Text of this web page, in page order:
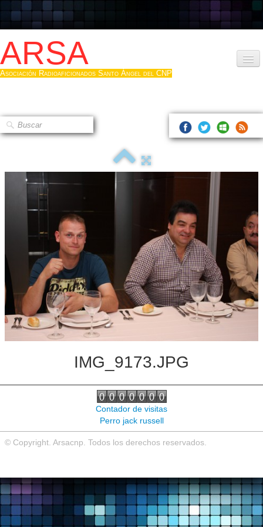
ARSA
Asociación Radioaficionados Santo Ángel del CNP
Que es la ARSA
Hacerse socio
Log diploma en Pdf
Sistemas Digitales
Noticias de interés
Contacto
IMG_9173.JPG
Contador de visitas
Perro jack russell
© Copyright. Arsacnp. Todos los derechos reservados.